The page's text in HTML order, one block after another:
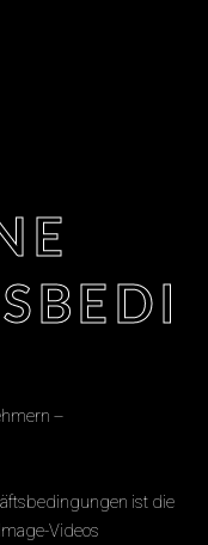
–
ist die
Videos